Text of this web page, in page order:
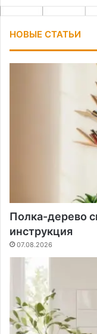
НОВЫЕ СТАТЬИ
Полка-дерево
инструкция
07.08.2026